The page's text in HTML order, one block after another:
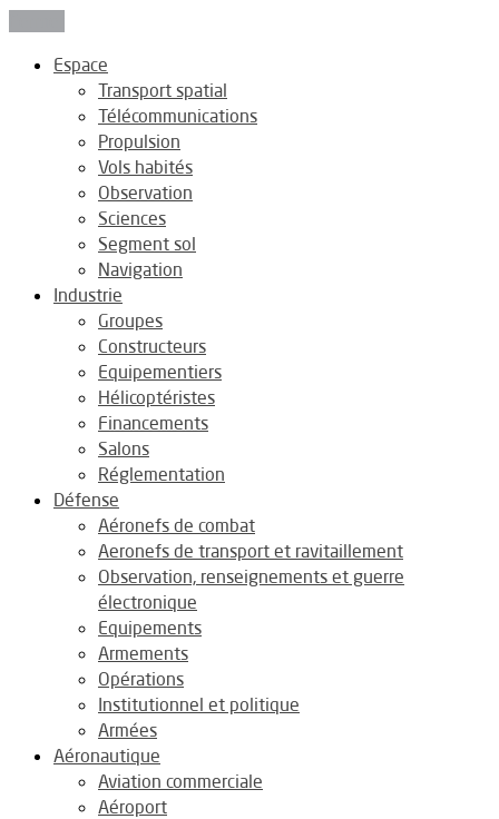
Espace
Transport spatial
Télécommunications
Propulsion
Vols habités
Observation
Sciences
Segment sol
Navigation
Industrie
Groupes
Constructeurs
Equipementiers
Hélicoptéristes
Financements
Salons
Réglementation
Défense
Aéronefs de combat
Aeronefs de transport et ravitaillement
Observation, renseignements et guerre
électronique
Equipements
Armements
Opérations
Institutionnel et politique
Armées
Aéronautique
Aviation commerciale
Aéroport